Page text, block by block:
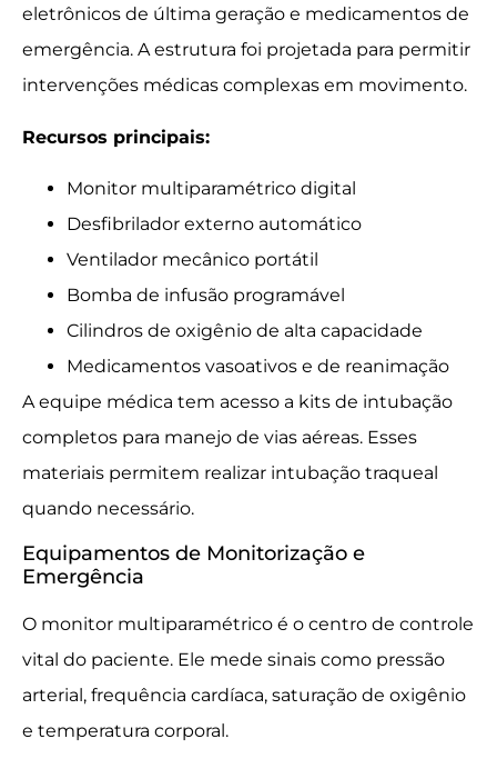
eletrônicos de última geração e medicamentos de
emergência. A estrutura foi projetada para permitir
intervenções médicas complexas em movimento.
Recursos principais:
Monitor multiparamétrico digital
Desfibrilador externo automático
Ventilador mecânico portátil
Bomba de infusão programável
Cilindros de oxigênio de alta capacidade
Medicamentos vasoativos e de reanimação
A equipe médica tem acesso a kits de intubação
completos para manejo de vias aéreas. Esses
materiais permitem realizar intubação traqueal
quando necessário.
Equipamentos de Monitorização e
Emergência
O monitor multiparamétrico é o centro de controle
vital do paciente. Ele mede sinais como pressão
arterial, frequência cardíaca, saturação de oxigênio
e temperatura corporal.